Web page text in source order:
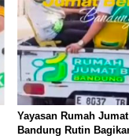
Yayasan Rumah
Bandung Rutin